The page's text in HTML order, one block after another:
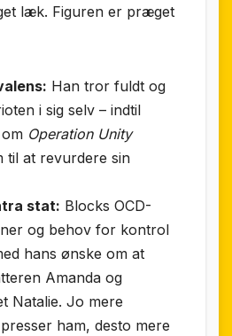
læk. Figuren er præget
Han tror fuldt og
i sig selv – indtil
Operation Unity
til at revurdere sin
stat: Blocks OCD-
og behov for kontrol
hans ønske om at
Amanda og
Natalie. Jo mere
ham, desto mere